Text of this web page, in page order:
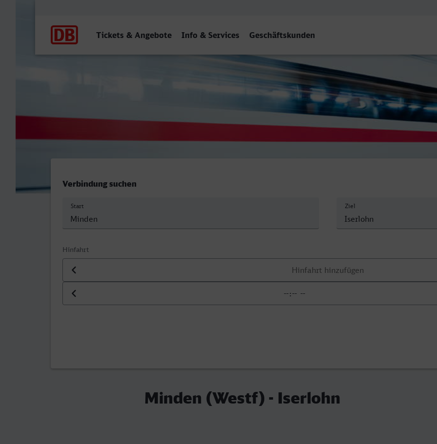
Tickets & Angebote Info & Services Geschäftskunden
Verbindung suchen
Start Ziel
Hinfahrt
Datum der Hinfahrt
Uhrzeit der Hinfahrt
Minden (Westf) - Iserlohn